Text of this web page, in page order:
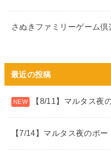
さぬきファミリーゲーム倶
最近の投稿
【8/11】マルタス夜
【7/14】マルタス夜のボ